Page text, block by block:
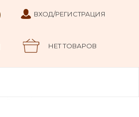
НЕТ ТОВАРОВ
ВХОД/РЕГИСТРАЦИЯ